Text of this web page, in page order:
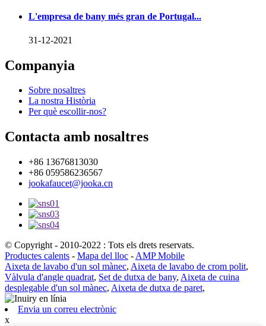
L'empresa de bany més gran de Portugal...
31-12-2021
Companyia
Sobre nosaltres
La nostra Història
Per què escollir-nos?
Contacta amb nosaltres
+86 13676813030
+86 059586236567
jookafaucet@jooka.cn
© Copyright - 2010-2022 : Tots els drets reservats.
Productes calents - Mapa del lloc - AMP Mobile
Aixeta de lavabo d'un sol mànec, Aixeta de lavabo de crom polit,
Vàlvula d'angle quadrat, Set de dutxa de bany, Aixeta de cuina
desplegable d'un sol mànec, Aixeta de dutxa de paret,
Envia un correu electrònic
x